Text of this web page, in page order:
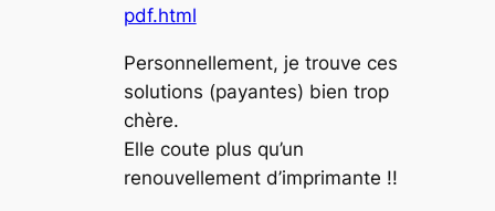
pdf.html
Personnellement, je trouve ces
solutions (payantes) bien trop
chère.
Elle coute plus qu’un
renouvellement d’imprimante !!